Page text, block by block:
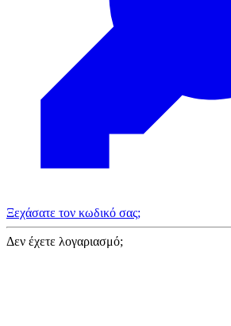
Ξεχάσατε τον κωδικό σας;
Δεν έχετε λογαριασμό;